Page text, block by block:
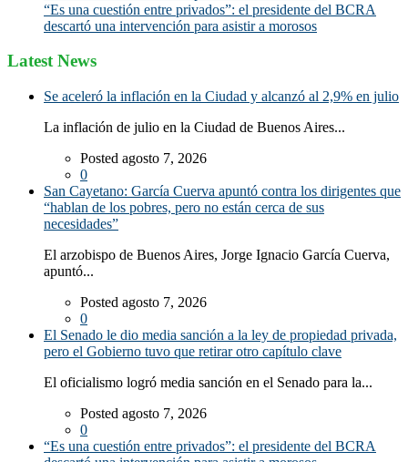
“Es una cuestión entre privados”: el presidente del BCRA
descartó una intervención para asistir a morosos
Latest News
Se aceleró la inflación en la Ciudad y alcanzó al 2,9% en julio
La inflación de julio en la Ciudad de Buenos Aires...
Posted agosto 7, 2026
0
San Cayetano: García Cuerva apuntó contra los dirigentes que
“hablan de los pobres, pero no están cerca de sus
necesidades”
El arzobispo de Buenos Aires, Jorge Ignacio García Cuerva,
apuntó...
Posted agosto 7, 2026
0
El Senado le dio media sanción a la ley de propiedad privada,
pero el Gobierno tuvo que retirar otro capítulo clave
El oficialismo logró media sanción en el Senado para la...
Posted agosto 7, 2026
0
“Es una cuestión entre privados”: el presidente del BCRA